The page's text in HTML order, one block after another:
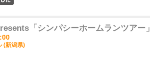
「シンパシーホームランツアー」
(新潟県)